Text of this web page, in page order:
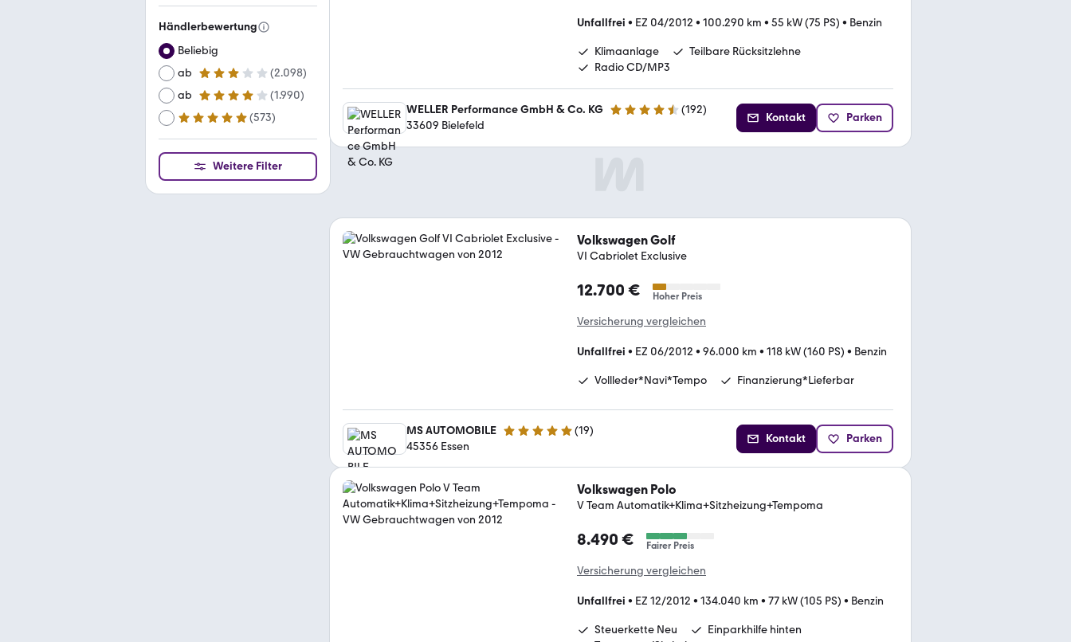
Händlerbewertung
Beliebig
ab
3 Sterne (2.098)
ab
4 Sterne (1.990)
ab
5 Sterne (573)
Weitere Filter
Unfallfrei • EZ 04/2012 • 100.290 km • 55 kW (75 PS) • Benzin
Klimaanlage
Teilbare Rücksitzlehne
Radio CD/MP3
WELLER Performance GmbH & Co. KG 4.4 Sterne (192)
33609 Bielefeld
Kontakt Parken
Volkswagen Golf
VI Cabriolet Exclusive
12.700 € Hoher Preis
Versicherung vergleichen
Unfallfrei • EZ 06/2012 • 96.000 km • 118 kW (160 PS) • Benzin
Vollleder*Navi*Tempo Finanzierung*Lieferbar
MS AUTOMOBILE 4.8 Sterne (19)
45356 Essen
Kontakt Parken
Volkswagen Polo
V Team Automatik+Klima+Sitzheizung+Tempoma
8.490 € Fairer Preis
Versicherung vergleichen
Unfallfrei • EZ 12/2012 • 134.040 km • 77 kW (105 PS) • Benzin
Steuerkette Neu
Einparkhilfe hinten